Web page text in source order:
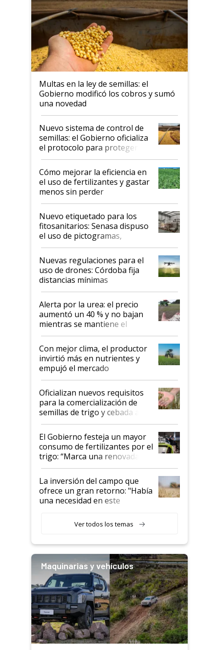
Multas en la ley de semillas: el
Gobierno modificó los cobros y sumó
una novedad
Nuevo sistema de control de
semillas: el Gobierno oficializa
el protocolo para proteger la
propiedad intelectual
Cómo mejorar la eficiencia en
el uso de fertilizantes y gastar
menos sin perder
productividad en la campaña
fina
Nuevo etiquetado para los
fitosanitarios: Senasa dispuso
el uso de pictogramas,
palabras de advertencia e
indicaciones
Nuevas regulaciones para el
uso de drones: Córdoba fija
distancias mínimas
Alerta por la urea: el precio
aumentó un 40 % y no bajan
mientras se mantiene el
conflicto en Medio Oriente
Con mejor clima, el productor
invirtió más en nutrientes y
empujó el mercado
Oficializan nuevos requisitos
para la comercialización de
semillas de trigo y cebada a
granel
El Gobierno festeja un mayor
consumo de fertilizantes por el
trigo: “Marca una renovada
confianza de los productores”
La inversión del campo que
ofrece un gran retorno: "Había
una necesidad en este
Ver todos los temas
Maquinarias y vehículos